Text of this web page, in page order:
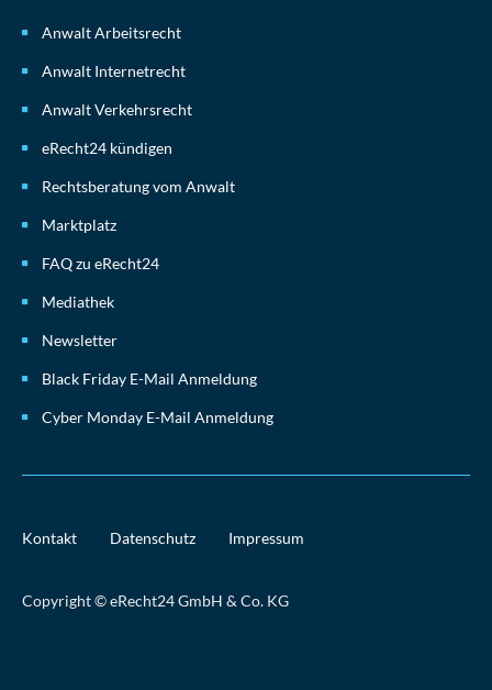
Anwalt Arbeitsrecht
Anwalt Internetrecht
Anwalt Verkehrsrecht
eRecht24 kündigen
Rechtsberatung vom Anwalt
Marktplatz
FAQ zu eRecht24
Mediathek
Newsletter
Black Friday E-Mail Anmeldung
Cyber Monday E-Mail Anmeldung
Kontakt Datenschutz Impressum
Copyright © eRecht24 GmbH & Co. KG